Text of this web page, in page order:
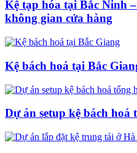
Kệ tạp hóa tại Bắc Ninh
không gian cửa hàng
Kệ bách hoá tại Bắc
Dự án setup kệ bách